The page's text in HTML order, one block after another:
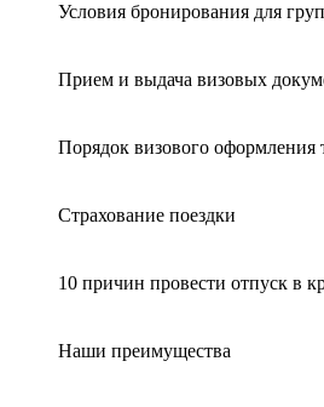
Условия бронирования для
Прием и выдача визовых
Порядок визового оформления
Страхование поездки
10 причин провести отпуск в
Наши преимущества